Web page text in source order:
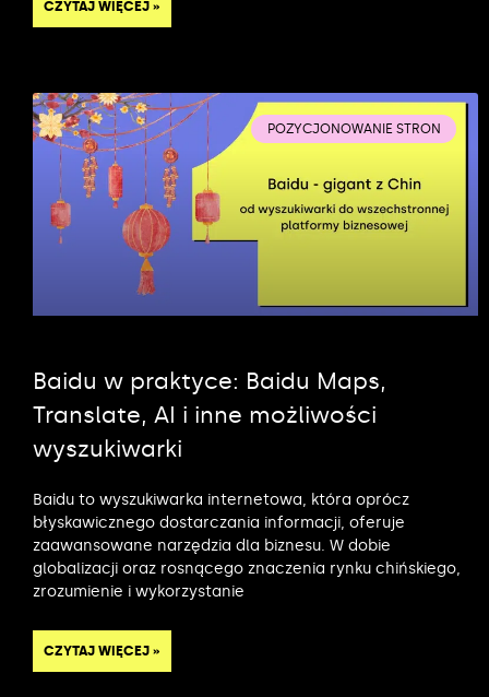
CZYTAJ WIĘCEJ »
POZYCJONOWANIE STRON
Baidu w praktyce: Baidu Maps,
Translate, AI i inne możliwości
wyszukiwarki
Baidu to wyszukiwarka internetowa, która oprócz
błyskawicznego dostarczania informacji, oferuje
zaawansowane narzędzia dla biznesu. W dobie
globalizacji oraz rosnącego znaczenia rynku chińskiego,
zrozumienie i wykorzystanie
CZYTAJ WIĘCEJ »